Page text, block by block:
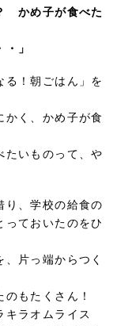
かめ子が食べた
」
る！朝ごはん」を
く、かめ子が食
たいものって、や
り、学校の給食の
っておいたのをひ
片っ端からつく
のもたくさん！
ラオムライス